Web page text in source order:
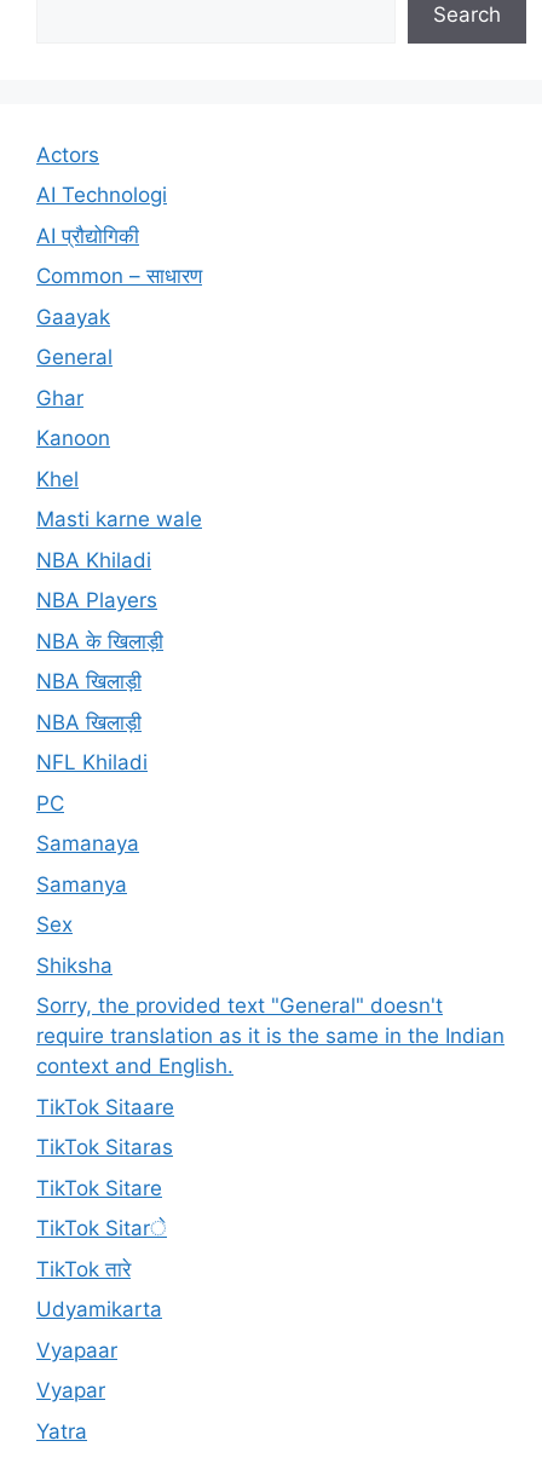
Search
Actors
AI Technologi
AI प्रौद्योगिकी
Common – साधारण
Gaayak
General
Ghar
Kanoon
Khel
Masti karne wale
NBA Khiladi
NBA Players
NBA के खिलाड़ी
NBA खिलाड़ी
NBA खिलाड़ी
NFL Khiladi
PC
Samanaya
Samanya
Sex
Shiksha
Sorry, the provided text "General" doesn't
require translation as it is the same in the Indian
context and English.
TikTok Sitaare
TikTok Sitaras
TikTok Sitare
TikTok Sitarे
TikTok तारे
Udyamikarta
Vyapaar
Vyapar
Yatra